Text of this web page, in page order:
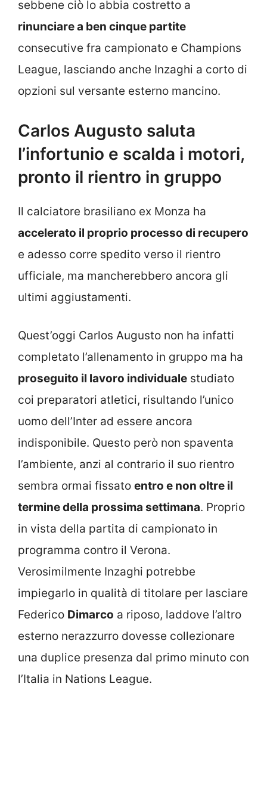
sebbene ciò lo abbia costretto a
rinunciare a ben cinque partite
consecutive fra campionato e Champions
League, lasciando anche Inzaghi a corto di
opzioni sul versante esterno mancino.
Carlos Augusto saluta
l’infortunio e scalda i motori,
pronto il rientro in gruppo
Il calciatore brasiliano ex Monza ha
accelerato il proprio processo di recupero
e adesso corre spedito verso il rientro
ufficiale, ma mancherebbero ancora gli
ultimi aggiustamenti.
Quest’oggi Carlos Augusto non ha infatti
completato l’allenamento in gruppo ma ha
proseguito il lavoro individuale studiato
coi preparatori atletici, risultando l’unico
uomo dell’Inter ad essere ancora
indisponibile. Questo però non spaventa
l’ambiente, anzi al contrario il suo rientro
sembra ormai fissato entro e non oltre il
termine della prossima settimana. Proprio
in vista della partita di campionato in
programma contro il Verona.
Verosimilmente Inzaghi potrebbe
impiegarlo in qualità di titolare per lasciare
Federico Dimarco a riposo, laddove l’altro
esterno nerazzurro dovesse collezionare
una duplice presenza dal primo minuto con
l’Italia in Nations League.